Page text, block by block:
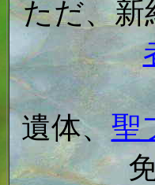
ただ、新
遺体、聖